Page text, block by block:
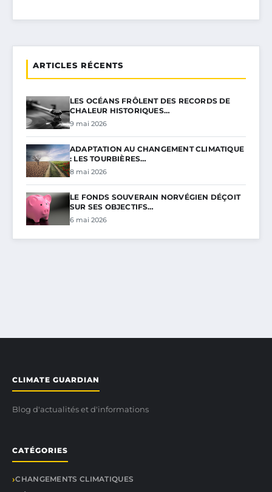
ARTICLES RÉCENTS
LES OCÉANS FRÔLENT DES RECORDS DE
CHALEUR HISTORIQUES…
9 mai 2026
ADAPTATION AU CHANGEMENT CLIMATIQUE
: LES TOURBIÈRES…
8 mai 2026
LE FONDS SOUVERAIN NORVÉGIEN DÉÇOIT
SUR SES OBJECTIFS…
6 mai 2026
CLIMATE GUARDIAN
Blog d'actualités et d'informations
CATÉGORIES
CHANGEMENTS CLIMATIQUES